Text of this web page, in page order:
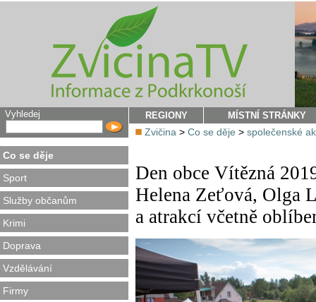
Vyhledej
Co se děje
Sport
Služby občanům
Krimi
Doprava
Vzdělávání
Firmy
REGIONY MÍSTNÍ STRÁNKY
Zvičina > Co se děje > společenské
Den obce Vítězná
Helena Zeťová, Olga
a atrakcí včetně